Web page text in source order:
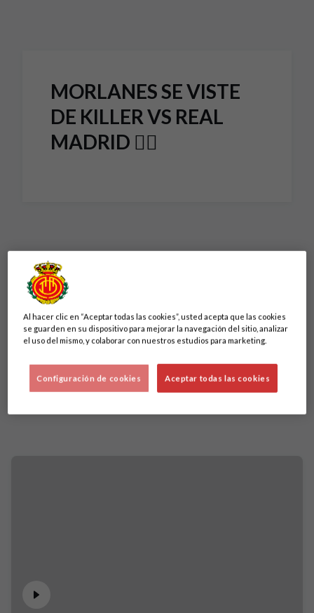
MORLANES SE VISTE
DE KILLER VS REAL
MADRID ❤️‍🔥
Al hacer clic en “Aceptar todas las cookies”, usted acepta que las cookies
se guarden en su dispositivo para mejorar la navegación del sitio, analizar
el uso del mismo, y colaborar con nuestros estudios para marketing.
Aceptar todas las cookies
Configuración de cookies